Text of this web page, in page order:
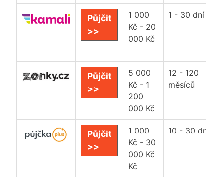
Půjčit
>>
1 000
Kč - 20
000 Kč
1 - 30 dní
Půjčit
>>
5 000
Kč - 1
200
000 Kč
12 - 120
měsíců
Půjčit
>>
1 000
Kč - 30
000 Kč
Kč
10 - 30 dní